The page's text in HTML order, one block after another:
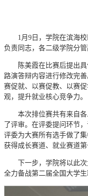
1月9日，学院在滨海
负责同志，各二级学院分
陈美霞在比赛后提出
路演答辩内容进行修改完
赛促就、以赛促教、以赛
观，提升就业核心竞争力。
本次排位赛共有来自
了评审。在评委提问环节
评委为大赛所有选手做了
获得成长赛道、就业赛道
下一步，学院将以此
全力备战第二届全国大学